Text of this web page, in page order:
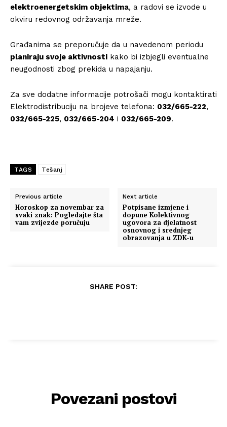
elektroenergetskim objektima, a radovi se izvode u
okviru redovnog održavanja mreže.
Građanima se preporučuje da u navedenom periodu
planiraju svoje aktivnosti kako bi izbjegli eventualne
neugodnosti zbog prekida u napajanju.
Za sve dodatne informacije potrošači mogu kontaktirati
Elektrodistribuciju na brojeve telefona: 032/665-222,
032/665-225, 032/665-204 i 032/665-209.
TAGS Tešanj
Previous article
Horoskop za novembar za
svaki znak: Pogledajte šta
vam zvijezde poručuju
Next article
Potpisane izmjene i
dopune Kolektivnog
ugovora za djelatnost
osnovnog i srednjeg
obrazovanja u ZDK-u
SHARE POST:
Povezani postovi